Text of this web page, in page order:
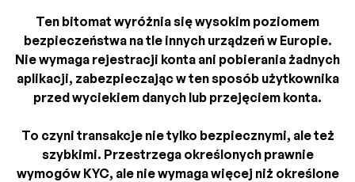
Ten bitomat wyróżnia się wysokim poziomem
bezpieczeństwa na tle innych urządzeń w Europie.
Nie wymaga rejestracji konta ani pobierania żadnych
aplikacji, zabezpieczając w ten sposób użytkownika
przed wyciekiem danych lub przejęciem konta.
To czyni transakcje nie tylko bezpiecznymi, ale też
szybkimi. Przestrzega określonych prawnie
wymogów KYC, ale nie wymaga więcej niż określone